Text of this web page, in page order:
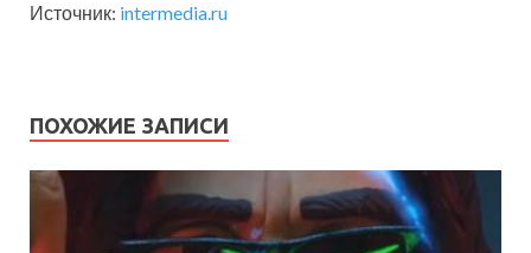
Источник: intermedia.ru
ПОХОЖИЕ ЗАПИСИ